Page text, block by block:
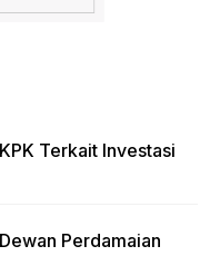
Terkait Investasi
Perdamaian